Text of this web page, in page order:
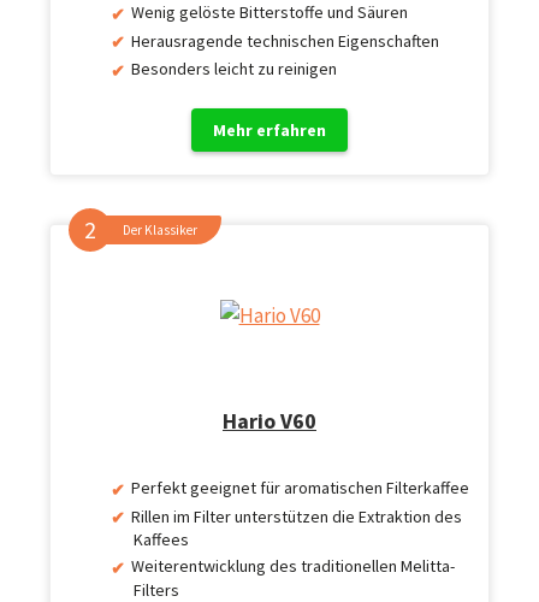
Wenig gelöste Bitterstoffe und Säuren
Herausragende technischen Eigenschaften
Besonders leicht zu reinigen
Mehr erfahren
Der Klassiker
Hario V60
Perfekt geeignet für aromatischen Filterkaffee
Rillen im Filter unterstützen die Extraktion des
Kaffees
Weiterentwicklung des traditionellen Melitta-
Filters